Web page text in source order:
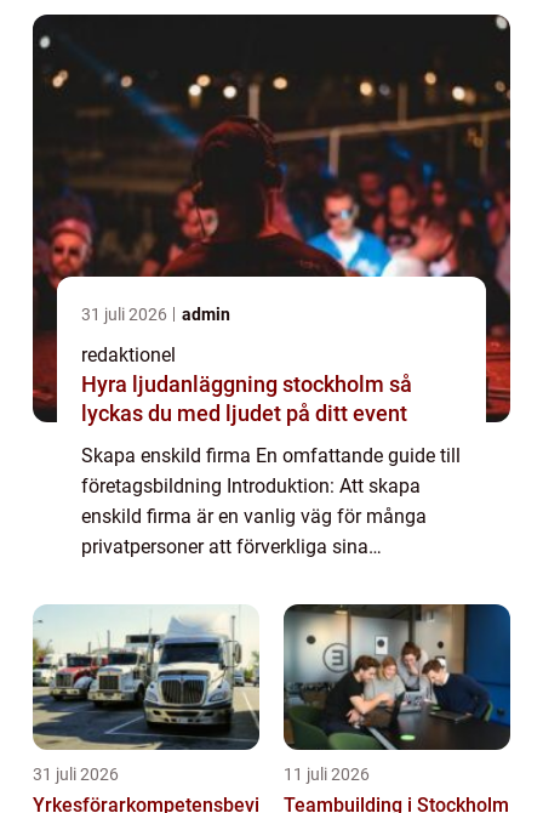
31 juli 2026 admin
redaktionel
Hyra ljudanläggning stockholm så
lyckas du med ljudet på ditt event
Skapa enskild firma En omfattande guide till
företagsbildning Introduktion: Att skapa
enskild firma är en vanlig väg för många
privatpersoner att förverkliga sina
artikel kommer vi att ge en grundlig och d...
31 juli 2026
Yrkesförarkompetensbevi
11 juli 2026
Teambuilding i Stockholm